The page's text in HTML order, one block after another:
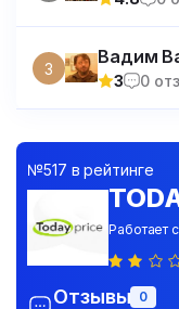
3
Вадим
3 0
№517 в рейтинге
Работает
Отзывы 0